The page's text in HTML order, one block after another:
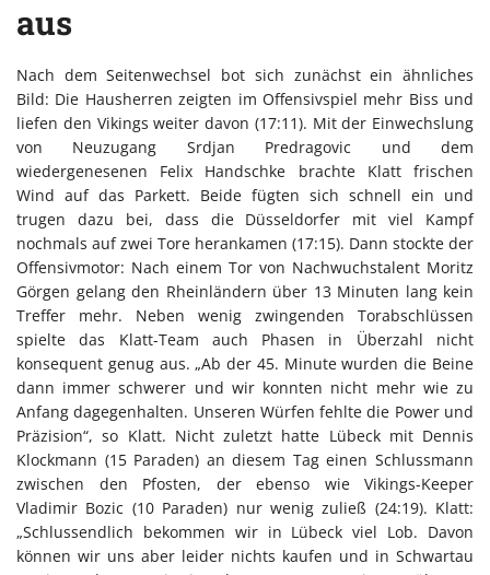
aus
Nach dem Seitenwechsel bot sich zunächst ein ähnliches
Bild: Die Hausherren zeigten im Offensivspiel mehr Biss und
liefen den Vikings weiter davon (17:11). Mit der Einwechslung
von Neuzugang Srdjan Predragovic und dem
wiedergenesenen Felix Handschke brachte Klatt frischen
Wind auf das Parkett. Beide fügten sich schnell ein und
trugen dazu bei, dass die Düsseldorfer mit viel Kampf
nochmals auf zwei Tore herankamen (17:15). Dann stockte der
Offensivmotor: Nach einem Tor von Nachwuchstalent Moritz
Görgen gelang den Rheinländern über 13 Minuten lang kein
Treffer mehr. Neben wenig zwingenden Torabschlüssen
spielte das Klatt-Team auch Phasen in Überzahl nicht
konsequent genug aus. „Ab der 45. Minute wurden die Beine
dann immer schwerer und wir konnten nicht mehr wie zu
Anfang dagegenhalten. Unseren Würfen fehlte die Power und
Präzision“, so Klatt. Nicht zuletzt hatte Lübeck mit Dennis
Klockmann (15 Paraden) an diesem Tag einen Schlussmann
zwischen den Pfosten, der ebenso wie Vikings-Keeper
Vladimir Bozic (10 Paraden) nur wenig zuließ (24:19). Klatt:
„Schlussendlich bekommen wir in Lübeck viel Lob. Davon
können wir uns aber leider nichts kaufen und in Schwartau